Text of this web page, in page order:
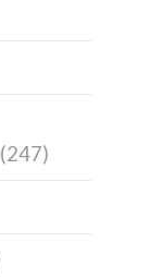
(247)